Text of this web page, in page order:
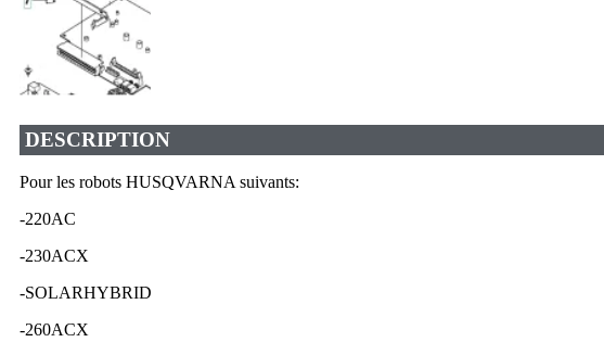
DESCRIPTION
Pour les robots HUSQVARNA suivants:
-220AC
-230ACX
-SOLARHYBRID
-260ACX